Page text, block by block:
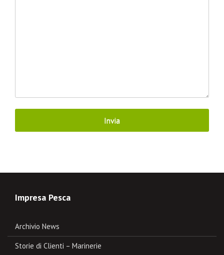
Impresa Pesca
Archivio News
Storie di Clienti – Marinerie